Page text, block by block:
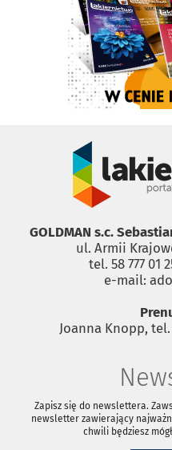
GOLDMAN s.c.
ul. Armii
tel. 58 777 01
e-mail:
Joanna Knopp, tel.
Zapisz się do newslettera.
newsletter zawierający
chwili będziesz